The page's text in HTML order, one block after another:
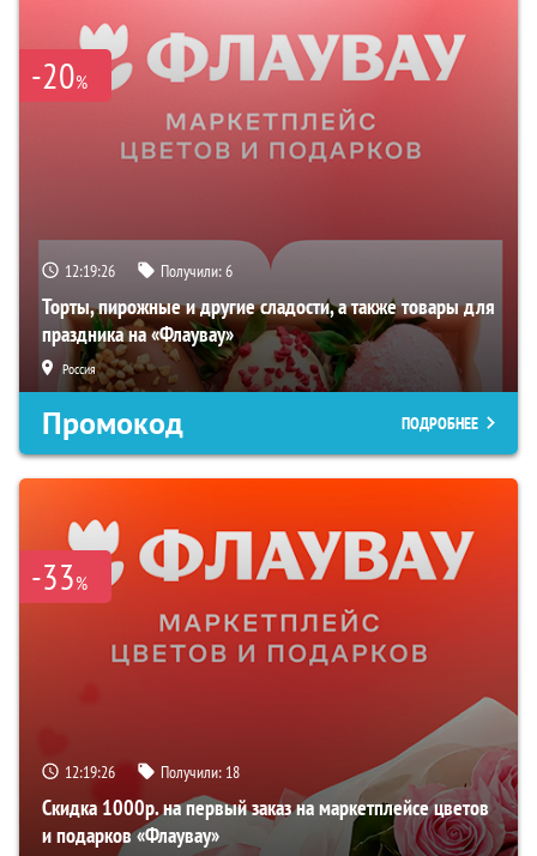
-20%
12:19:25 Получили:6
Торты, пирожные и другие сладости, а также товары для
праздника на «Флаувау»
Россия
Промокод ПОДРОБНЕЕ
-33%
12:19:25 Получили: 18
Скидка 1000р. на первый заказ на маркетплейсе цветов
и подарков «Флаувау»